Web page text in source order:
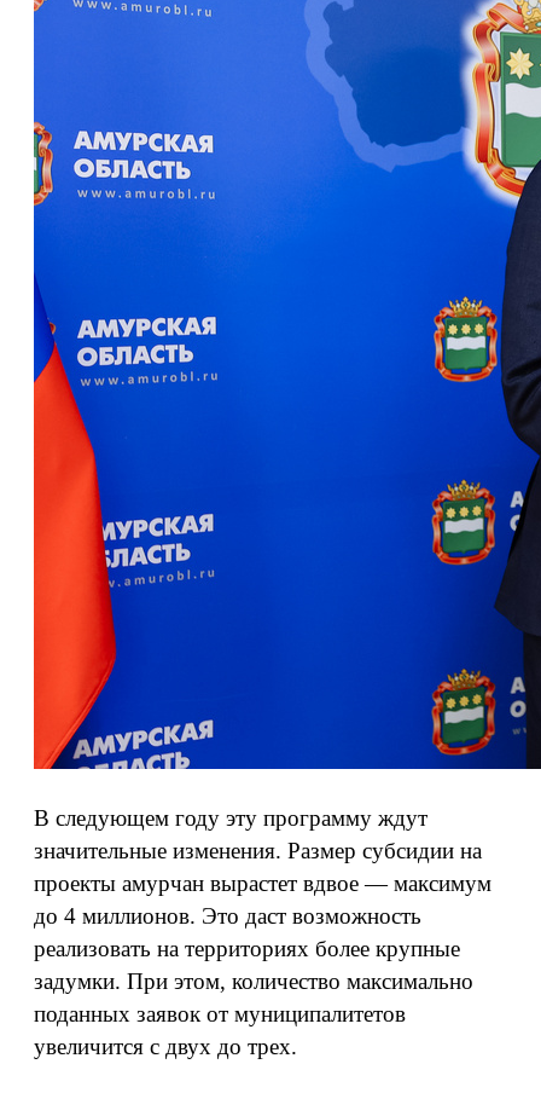
В следующем году эту программу ждут
значительные изменения. Размер субсидии на
проекты амурчан вырастет вдвое — максимум
до 4 миллионов. Это даст возможность
реализовать на территориях более крупные
задумки. При этом, количество максимально
поданных заявок от муниципалитетов
увеличится с двух до трех.